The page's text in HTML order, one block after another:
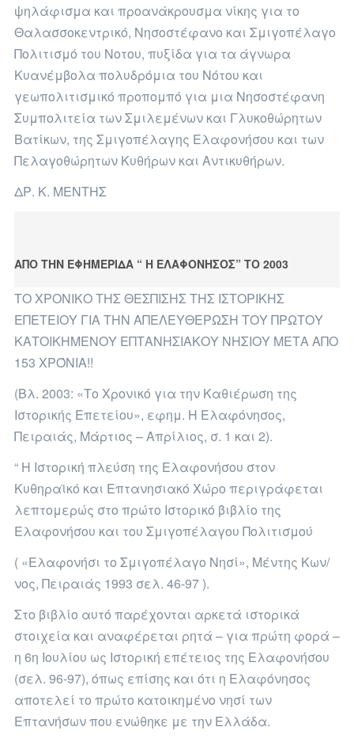
ψηλάφισμα και προανάκρουσμα νίκης για το
Θαλασσοκεντρικό, Νησοστέφανο και Σμιγοπέλαγο
Πολιτισμό του Νοτου, πυξίδα για τα άγνωρα
Κυανέμβολα πολυδρόμια του Νότου και
γεωπολιτισμικό προπομπό για μια Νησοστέφανη
Συμπολιτεία των Σμιλεμένων και Γλυκοθώρητων
Βατίκων, της Σμιγοπέλαγης Ελαφονήσου και των
Πελαγοθώρητων Κυθήρων και Αντικυθήρων.
ΔΡ. Κ. ΜΕΝΤΗΣ
ΑΠΟ ΤΗΝ ΕΦΗΜΕΡΙΔΑ “ Η ΕΛΑΦΟΝΗΣΟΣ” ΤΟ 2003
ΤΟ ΧΡΟΝΙΚΟ ΤΗΣ ΘΕΣΠΙΣΗΣ ΤΗΣ ΙΣΤΟΡΙΚΗΣ
ΕΠΕΤΕΙΟΥ ΓΙΑ ΤΗΝ ΑΠΕΛΕΥΘΕΡΩΣΗ ΤΟΥ ΠΡΩΤΟΥ
ΚΑΤΟΙΚΗΜΕΝΟΥ ΕΠΤΑΝΗΣΙΑΚΟΥ ΝΗΣΙΟΥ ΜΕΤΑ ΑΠΟ
153 ΧΡΌΝΙΑ!!
(Βλ. 2003: «Το Χρονικό για την Καθιέρωση της
Ιστορικής Επετείου», εφημ. Η Ελαφόνησος,
Πειραιάς, Μάρτιος – Απρίλιος, σ. 1 και 2).
“ Η Ιστορική πλεύση της Ελαφονήσου στον
Κυθηραϊκό και Επτανησιακό Χώρο περιγράφεται
λεπτομερώς στο πρώτο Ιστορικό βιβλίο της
Ελαφονήσου και του Σμιγοπέλαγου Πολιτισμού
( «Ελαφονήσι το Σμιγοπέλαγο Νησί», Μέντης Κων/
νος, Πειραιάς 1993 σελ. 46-97 ).
Στο βιβλίο αυτό παρέχονται αρκετά ιστορικά
στοιχεία και αναφέρεται ρητά – για πρώτη φορά –
η 6η Ιουλίου ως Ιστορική επέτειος της Ελαφονήσου
(σελ. 96-97), όπως επίσης και ότι η Ελαφόνησος
αποτελεί το πρώτο κατοικημένο νησί των
Επτανήσων που ενώθηκε με την Ελλάδα.